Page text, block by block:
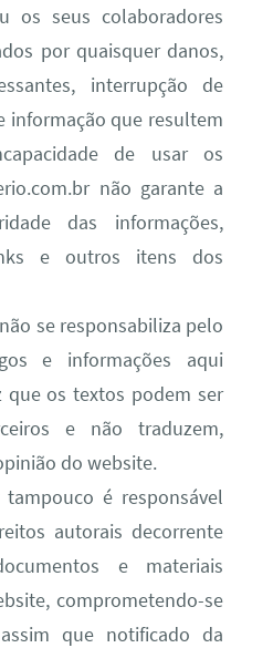
os seus colaboradores
por quaisquer danos,
interrupção de
informação que resultem
de usar os
não garante a
das informações,
e outros itens dos
se responsabiliza pelo
e informações aqui
que os textos podem ser
e não traduzem,
do website.
é responsável
autorais decorrente
e materiais
comprometendo-se
que notificado da